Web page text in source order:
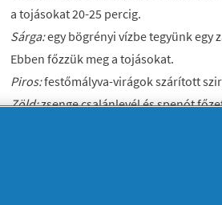
a tojásokat 20-25 percig.
Sárga:egy bögrényi vízbe tegyünk egy
Ebben főzzük meg a tojásokat.
Piros:festőmályva-virágok szárított
Zöld:zsenge csalánlevél és spenót